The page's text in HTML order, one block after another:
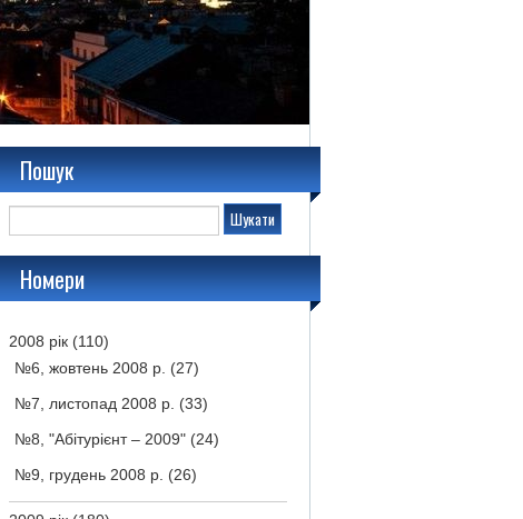
Пошук
Номери
2008 рік (110)
№6, жовтень 2008 р. (27)
№7, листопад 2008 р. (33)
№8, "Абітурієнт – 2009" (24)
№9, грудень 2008 р. (26)